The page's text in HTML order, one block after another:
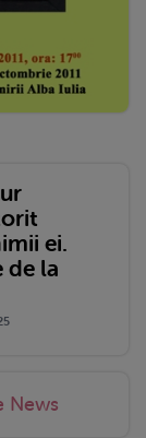
ei.
de la
News